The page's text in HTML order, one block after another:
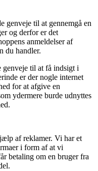
genveje til at gennemgå en
og derfor er det
anmeldelser af
du handler.
genveje til at få indsigt i
er der nogle internet
for at afgive en
ydermere burde udnyttes
af reklamer. Vi har et
i form af at vi
betaling om en bruger fra